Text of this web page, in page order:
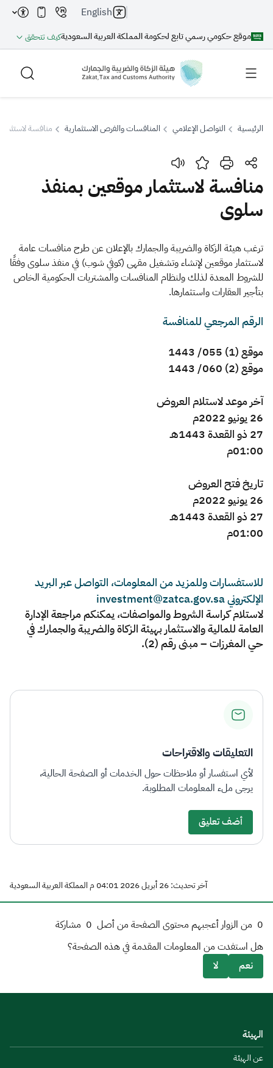
موقع حكومي رسمي تابع لحكومة المملكة العربية السعوديةكيف تتحقق
English
بحث
بحث
اقتراحات
الزكاة الجمارك
ضريبة القيمة المضافة
الإقرار الضريبي
الرئيسية التواصل الإعلامي المنافسات والفرص الاستثمارية منافسة
منافسة لاستثمار موقعين بمنفذ
سلوى
​​​​​​​ترغب هيئة الزكاة والضريبة والجمارك بالإعلان عن طرح منافسات عامة
لاستثمار موقعين لإنشاء وتشغيل مقهى (كوفي شوب) في منفذ سلوى وفقًا
للشروط المعدة لذلك ولنظام المنافسات والمشتريات الحكومية الخاص
بتأجير العقارات واستثمارها.
الرقم المرجعي للمنافسة
موقع (1) 055/ 1443
موقع (2) 060/ 1443
​آخر موعد لاستلام العروض
26 يونيو 2022م
27 ذو القعدة
1443هـ
01:00م
تاريخ فتح العروض
26 يونيو 2022م
27 ذو القعدة
1443هـ
01:00م
للاستفسارات وللمزيد من المعلومات، التواصل عبر البريد
الإلكتروني investment@zatca.gov.sa
لاستلام كراسة الشروط والمواصفات، يمكنكم مراجعة الإدارة
العامة للمالية والاستثمار بهيئة الزكاة والضريبة والجمارك في
حي المغرزات – مبنى رقم (2).
التعليقات والاقتراحات
لأي استفسار أو ملاحظات حول الخدمات أو الصفحة الحالية،
يرجى ملء المعلومات المطلوبة.
أضف تعليق
آخر تحديث: 26 أبريل 2026 04:01 م المملكة العربية السعودية
0 من الزوار أعجبهم محتوى الصفحة من أصل 0 مشاركة
هل استفدت من المعلومات المقدمة في هذه الصفحة؟
نعم
لا
الهيئة
عن الهيئة